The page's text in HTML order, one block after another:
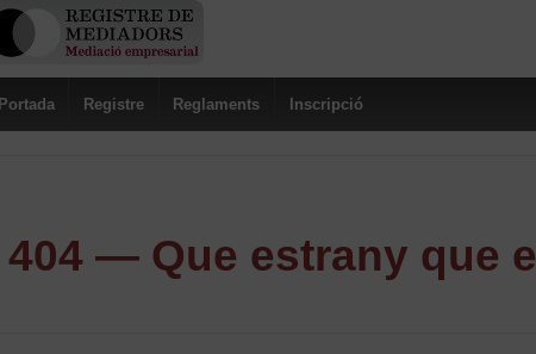
Portada Registre Reglaments Inscripció
404 — Que estrany que